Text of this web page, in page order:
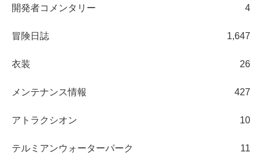
開発者コメンタリー 4
冒険日誌 1,647
衣装 26
メンテナンス情報 427
アトラクシオン 10
テルミアンウォーターパーク 11